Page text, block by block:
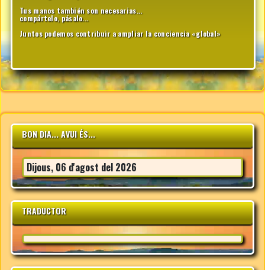
Tus manos también son necesarias...
compártelo, pásalo...
Juntos podemos contribuir a ampliar la conciencia «global»
BON DIA... AVUI ÉS...
Dijous, 06 d'agost del 2026
TRADUCTOR